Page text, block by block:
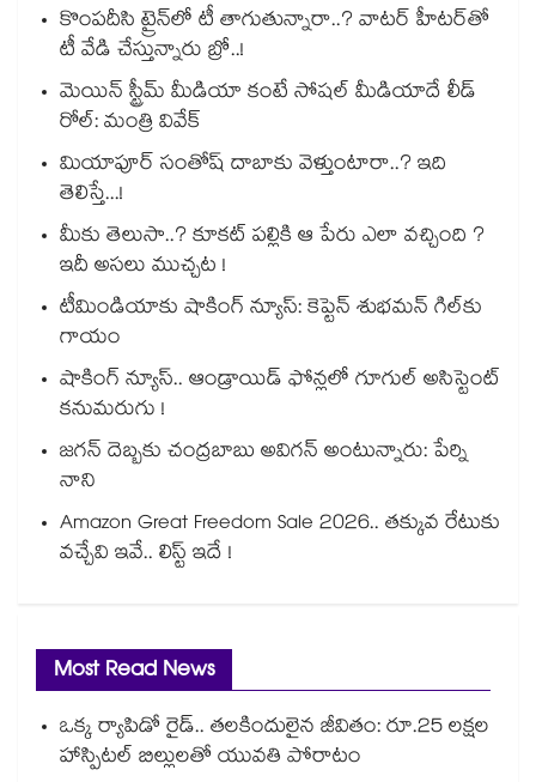
కొంపదీసి ట్రైన్⁬లో టీ తాగుతున్నారా..? వాటర్ హీటర్⁭⁭తో
టీ వేడి చేస్తున్నారు బ్రో..!
మెయిన్ స్ట్రీమ్ మీడియా కంటే సోషల్ మీడియాదే లీడ్
రోల్: మంత్రి వివేక్
మియాపూర్ సంతోష్ దాబాకు వెళ్తుంటారా..? ఇది
తెలిస్తే...!
మీకు తెలుసా..? కూకట్ పల్లికి ఆ పేరు ఎలా వచ్చింది ?
ఇదీ అసలు ముచ్చట !
టీమిండియాకు షాకింగ్ న్యూస్: కెప్టెన్ శుభమన్ గిల్‎కు
గాయం
షాకింగ్ న్యూస్.. ఆండ్రాయిడ్ ఫోన్లలో గూగుల్ అసిస్టెంట్
కనుమరుగు !
జగన్ దెబ్బకు చంద్రబాబు అవిగన్ అంటున్నారు: పేర్ని
నాని
Amazon Great Freedom Sale 2026.. తక్కువ రేటుకు
వచ్చేవి ఇవే.. లిస్ట్ ఇదే !
Most Read News
ఒక్క ర్యాపిడో రైడ్.. తలకిందులైన జీవితం: రూ.25 లక్షల
హాస్పిటల్ బిల్లులతో యువతి పోరాటం